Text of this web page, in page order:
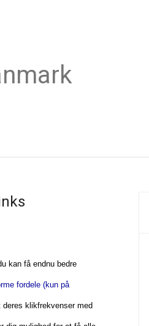
kan få endnu bedre
fordele (kun på
klikfrekvenser med